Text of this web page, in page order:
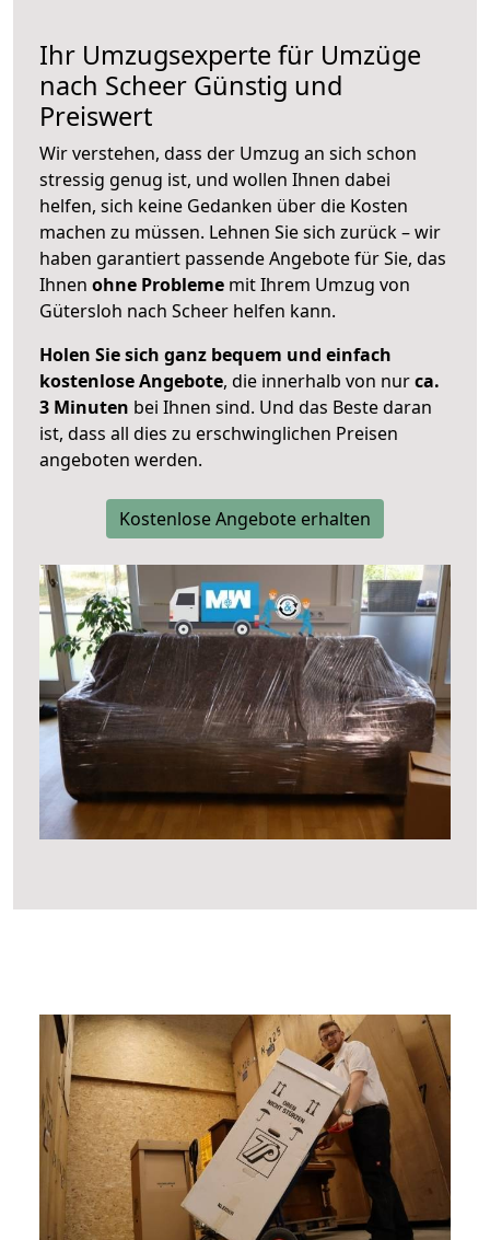
Ihr Umzugsexperte für Umzüge
nach Scheer Günstig und
Preiswert
Wir verstehen, dass der Umzug an sich schon
stressig genug ist, und wollen Ihnen dabei
helfen, sich keine Gedanken über die Kosten
machen zu müssen. Lehnen Sie sich zurück – wir
haben garantiert passende Angebote für Sie, das
Ihnen ohne Probleme mit Ihrem Umzug von
Gütersloh nach Scheer helfen kann.
Holen Sie sich ganz bequem und einfach
kostenlose Angebote, die innerhalb von nurca.
3 Minuten bei Ihnen sind. Und das Beste daran
ist, dass all dies zu erschwinglichen Preisen
angeboten werden.
Kostenlose Angebote erhalten